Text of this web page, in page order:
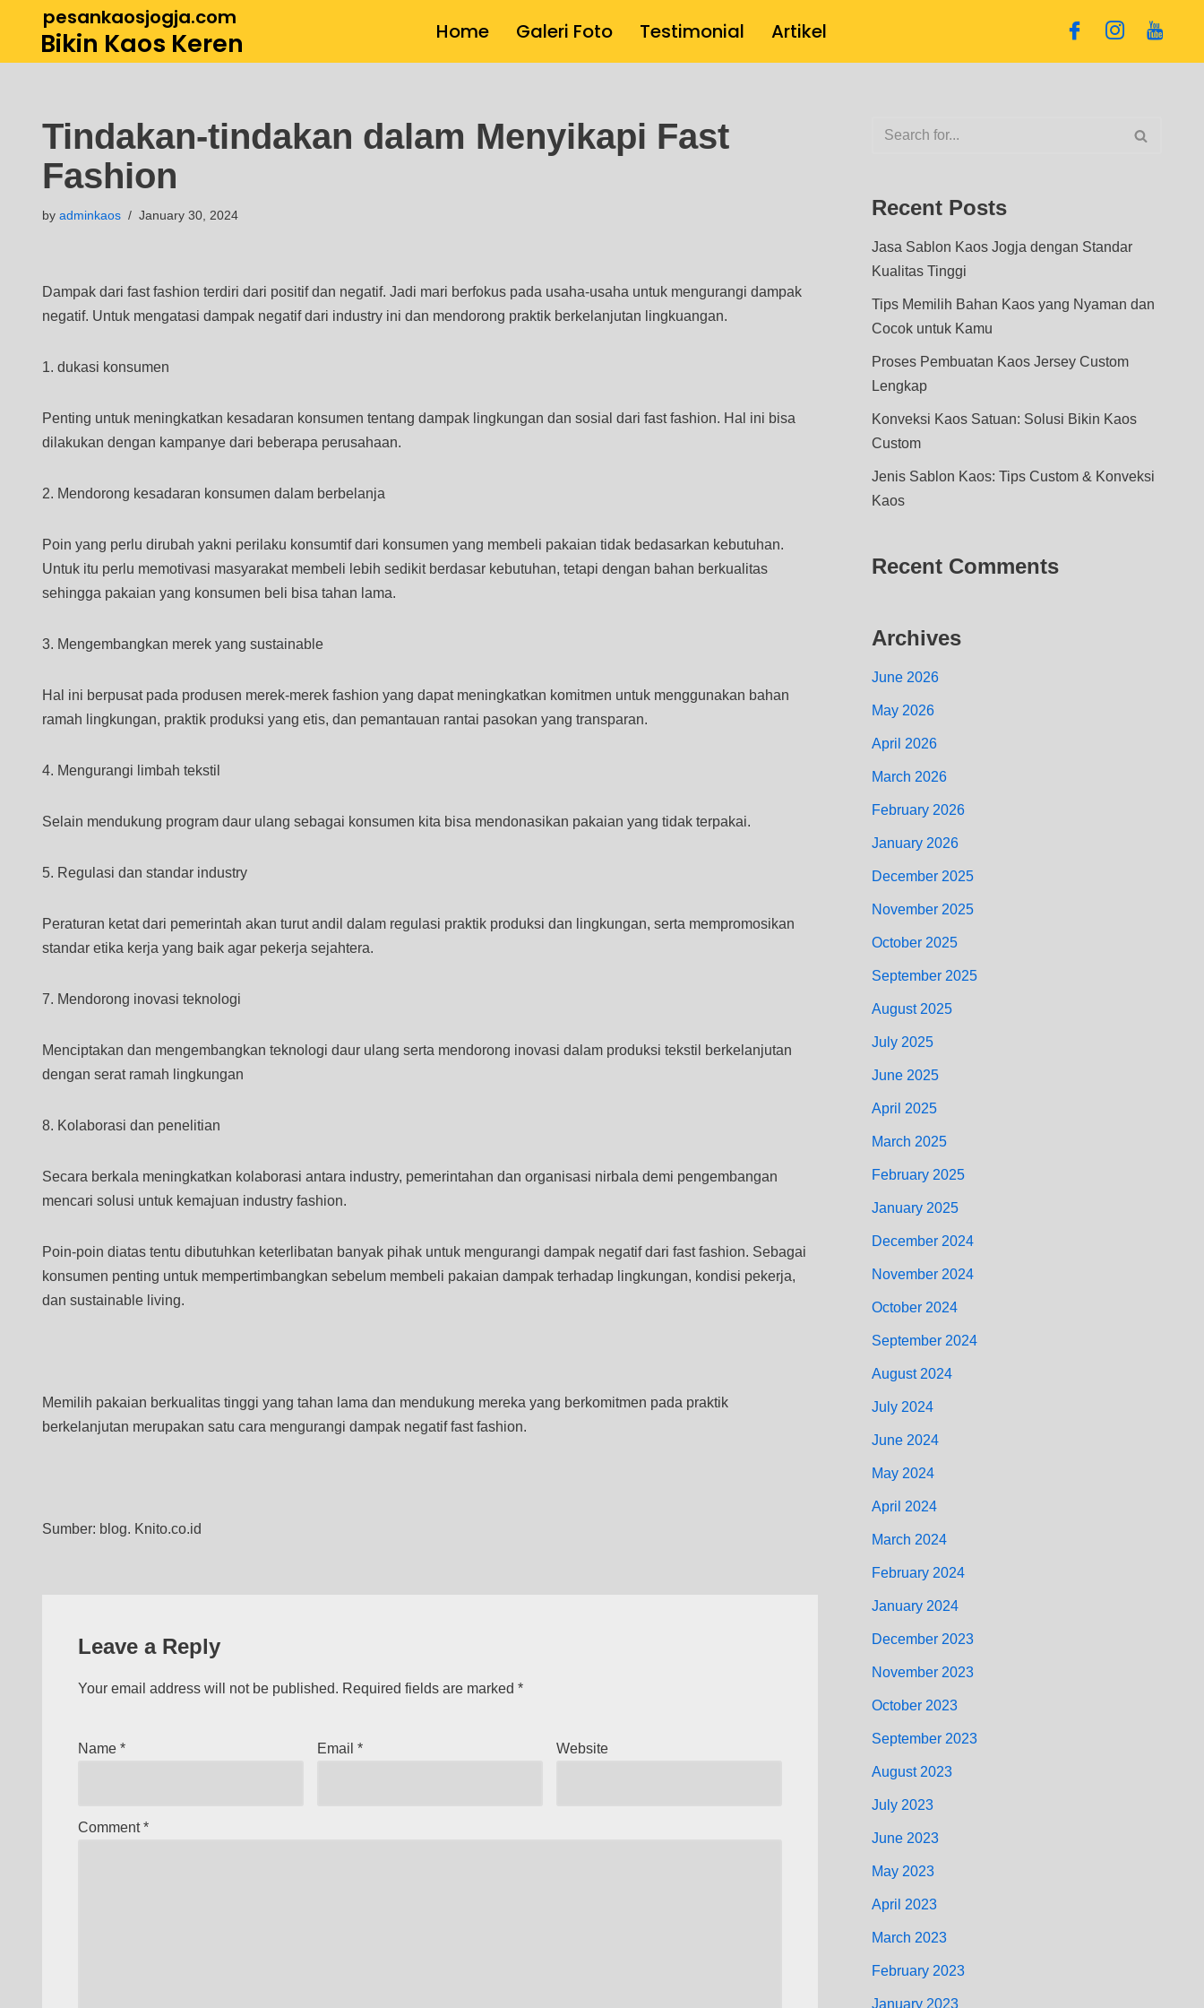
pesankaosjogja.com
Bikin Kaos Keren Home Galeri Foto Testimonial Artikel
Tindakan-tindakan dalam Menyikapi Fast
Fashion
by adminkaos January 30, 2024
Dampak dari fast fashion terdiri dari positif dan negatif. Jadi mari berfokus pada usaha-usaha untuk mengurangi dampak
negatif. Untuk mengatasi dampak negatif dari industry ini dan mendorong praktik berkelanjutan lingkuangan.
1. dukasi konsumen
Penting untuk meningkatkan kesadaran konsumen tentang dampak lingkungan dan sosial dari fast fashion. Hal ini bisa
dilakukan dengan kampanye dari beberapa perusahaan.
2. Mendorong kesadaran konsumen dalam berbelanja
Poin yang perlu dirubah yakni perilaku konsumtif dari konsumen yang membeli pakaian tidak bedasarkan kebutuhan.
Untuk itu perlu memotivasi masyarakat membeli lebih sedikit berdasar kebutuhan, tetapi dengan bahan berkualitas
sehingga pakaian yang konsumen beli bisa tahan lama.
3. Mengembangkan merek yang sustainable
Hal ini berpusat pada produsen merek-merek fashion yang dapat meningkatkan komitmen untuk menggunakan bahan
ramah lingkungan, praktik produksi yang etis, dan pemantauan rantai pasokan yang transparan.
4. Mengurangi limbah tekstil
Selain mendukung program daur ulang sebagai konsumen kita bisa mendonasikan pakaian yang tidak terpakai.
5. Regulasi dan standar industry
Peraturan ketat dari pemerintah akan turut andil dalam regulasi praktik produksi dan lingkungan, serta mempromosikan
standar etika kerja yang baik agar pekerja sejahtera.
7. Mendorong inovasi teknologi
Menciptakan dan mengembangkan teknologi daur ulang serta mendorong inovasi dalam produksi tekstil berkelanjutan
dengan serat ramah lingkungan
8. Kolaborasi dan penelitian
Secara berkala meningkatkan kolaborasi antara industry, pemerintahan dan organisasi nirbala demi pengembangan
mencari solusi untuk kemajuan industry fashion.
Poin-poin diatas tentu dibutuhkan keterlibatan banyak pihak untuk mengurangi dampak negatif dari fast fashion. Sebagai
konsumen penting untuk mempertimbangkan sebelum membeli pakaian dampak terhadap lingkungan, kondisi pekerja,
dan sustainable living.
Memilih pakaian berkualitas tinggi yang tahan lama dan mendukung mereka yang berkomitmen pada praktik
berkelanjutan merupakan satu cara mengurangi dampak negatif fast fashion.
Sumber: blog. Knito.co.id
Leave a Reply
Your email address will not be published. Required fields are marked *
Name * Email * Website
Comment*
Recent Posts
Jasa Sablon Kaos Jogja dengan Standar
Kualitas Tinggi
Tips Memilih Bahan Kaos yang Nyaman dan
Cocok untuk Kamu
Proses Pembuatan Kaos Jersey Custom
Lengkap
Konveksi Kaos Satuan: Solusi Bikin Kaos
Custom
Jenis Sablon Kaos: Tips Custom & Konveksi
Kaos
Recent Comments
Archives
June 2026
May 2026
April 2026
March 2026
February 2026
January 2026
December 2025
November 2025
October 2025
September 2025
August 2025
July 2025
June 2025
April 2025
March 2025
February 2025
January 2025
December 2024
November 2024
October 2024
September 2024
August 2024
July 2024
June 2024
May 2024
April 2024
March 2024
February 2024
January 2024
December 2023
November 2023
October 2023
September 2023
August 2023
July 2023
June 2023
May 2023
April 2023
March 2023
February 2023
January 2023